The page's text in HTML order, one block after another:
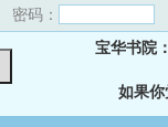
密码：
宝华书院
如果